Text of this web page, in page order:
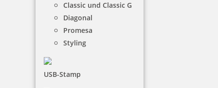
Classic und Classic G
Diagonal
Promesa
Styling
USB-Stamp